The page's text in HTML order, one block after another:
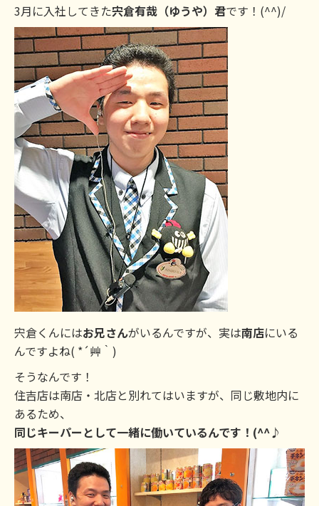
3月に入社してきた宍倉有哉（ゆうや）君です！(^^)/
宍倉くんにはお兄さんがいるんですが、実は南店にいる
んですよね( *´艸｀)
そうなんです！
住吉店は南店・北店と別れてはいますが、同じ敷地内に
あるため、
同じキーパーとして一緒に働いているんです！(^^♪